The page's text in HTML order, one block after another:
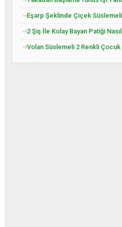
Eşarp Şeklinde Çiçek Süslemeli
2 Şiş İle Kolay Bayan Patiği
Volan Süslemeli 2 Renkli Çocuk